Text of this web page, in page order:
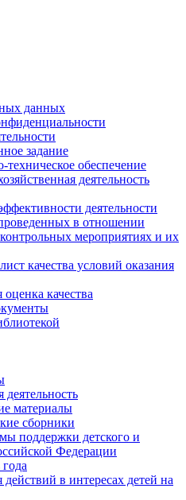
данных
задание
техническое обеспечение
деятельность
деятельности
в отношении
мероприятиях и их
качества условий оказания
качества
деятельность
материалы
сборники
детского и
Федерации
в интересах детей на